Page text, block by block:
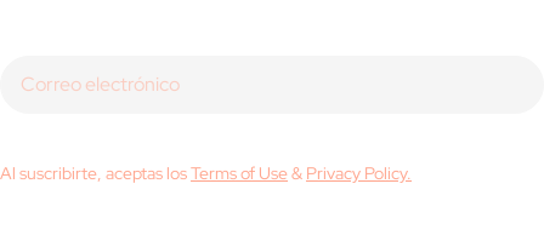
Al suscribirte, aceptas losTerms of Use& Privacy Policy.